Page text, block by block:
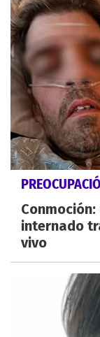
internado
vivo